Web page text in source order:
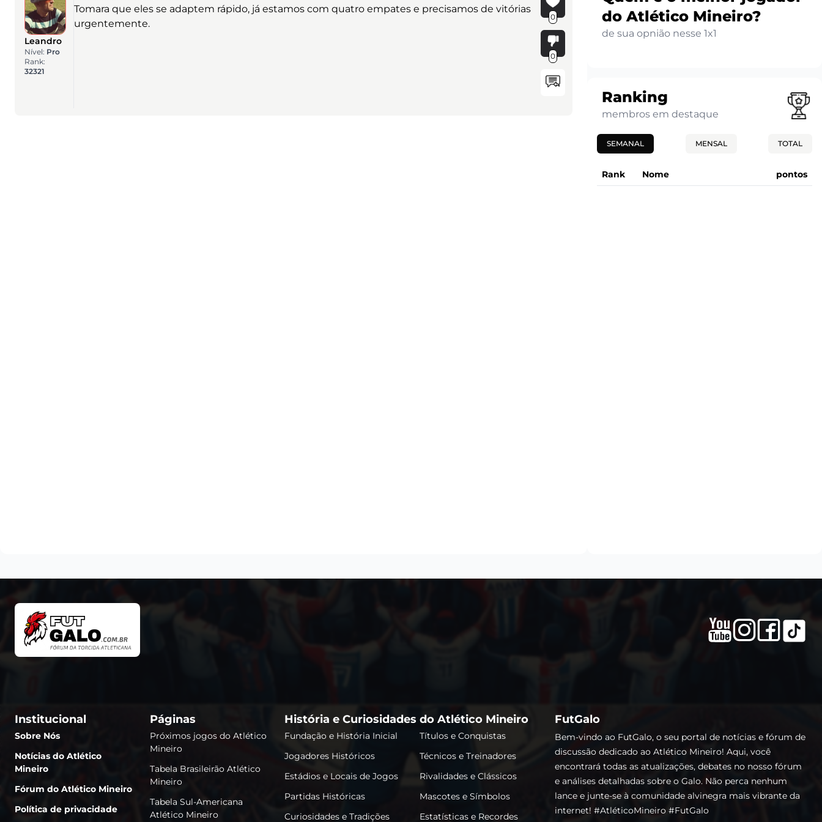
Leandro
Nível: Pro
Rank:
32321
Tomara que eles se adaptem rápido, já estamos com quatro empates e precisamos de vitórias
urgentemente.
0
0
do Atlético Mineiro?
de sua opnião nesse 1x1
Ranking
membros em destaque
SEMANAL MENSAL TOTAL
Rank Nome pontos
Institucional
Sobre Nós
Notícias do Atlético
Mineiro
Fórum do Atlético Mineiro
Política de privacidade
Páginas
Próximos jogos do Atlético
Mineiro
Tabela Brasileirão Atlético
Mineiro
Tabela Sul-Americana
Atlético Mineiro
História e Curiosidades do Atlético Mineiro
Fundação e História Inicial
Títulos e Conquistas
Jogadores Históricos
Técnicos e Treinadores
Estádios e Locais de Jogos
Rivalidades e Clássicos
Partidas Históricas
Mascotes e Símbolos
Curiosidades e Tradições
Estatísticas e Recordes
FutGalo
Bem-vindo ao FutGalo, o seu portal de notícias e fórum de
discussão dedicado ao Atlético Mineiro! Aqui, você
encontrará todas as atualizações, debates no nosso fórum
e análises detalhadas sobre o Galo. Não perca nenhum
lance e junte-se à comunidade alvinegra mais vibrante da
internet! #AtléticoMineiro #FutGalo